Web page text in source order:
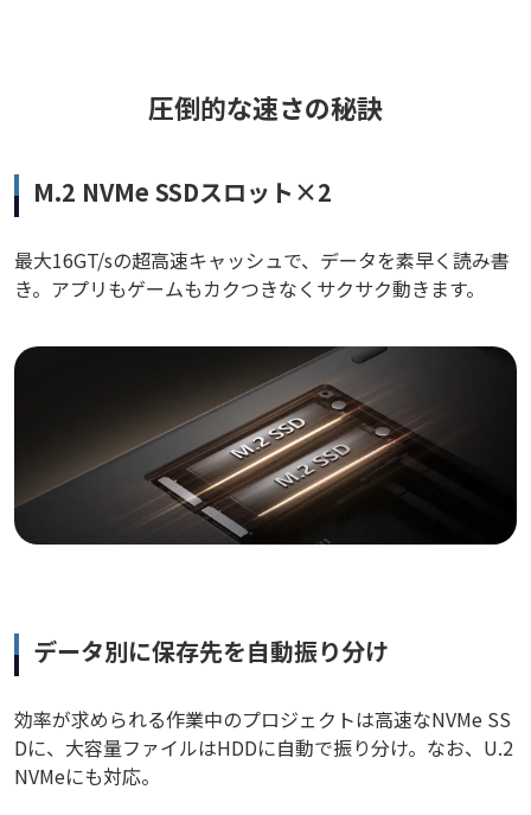
圧倒的な速さの秘訣
M.2 NVMe SSDスロット×2
最大16GT/sの超高速キャッシュで、データを素早く読み書
き。アプリもゲームもカクつきなくサクサク動きます。
データ別に保存先を自動振り分け
効率が求められる作業中のプロジェクトは高速なNVMe SS
Dに、大容量ファイルはHDDに自動で振り分け。なお、U.2
NVMeにも対応。